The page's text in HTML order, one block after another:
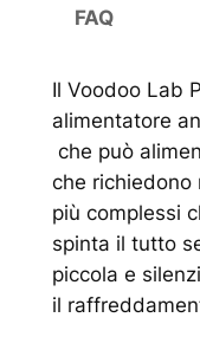
FAQ
Il Voodoo Lab
alimentatore
che può
che richiedono
più complessi
spinta il tutto
piccola e
il